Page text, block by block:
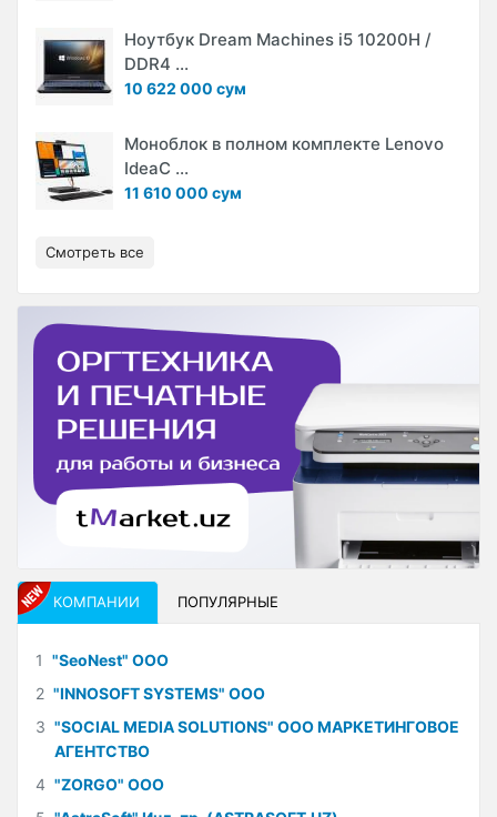
Ноутбук Dream Machines i5 10200H /
DDR4 ...
10 622 000 сум
Моноблок в полном комплекте Lenovo
IdeaC ...
11 610 000 сум
Смотреть все
КОМПАНИИ ПОПУЛЯРНЫЕ
1 "SeoNest" ООО
2 "INNOSOFT SYSTEMS" ООО
3 "SOCIAL MEDIA SOLUTIONS" ООО МАРКЕТИНГОВОЕ
АГЕНТСТВО
4 "ZORGO" ООО